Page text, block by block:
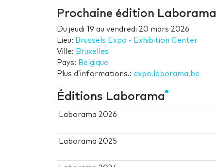
Prochaine édition Laborama
Du jeudi 19 au vendredi 20 mars 2026
Lieu: Brussels Expo - Exhibition Center
Ville: Bruxelles
Pays: Belgique
Plus d’informations.: expo.laborama.be
Éditions Laborama
Laborama 2026
Laborama 2025